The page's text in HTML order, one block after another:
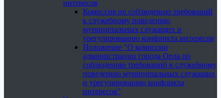
интересов
Комиссия по соблюдению требований
к служебному поведению
муниципальных служащих и
урегулированию конфликта интересов
Положение "О комиссии
администрации города Орла по
соблюдению требований к служебному
поведению муниципальных служащих
и урегулированию конфликта
интересов"